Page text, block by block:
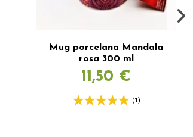
Mug porcelana Mandala
rosa 300 ml
11,50 €
(1)